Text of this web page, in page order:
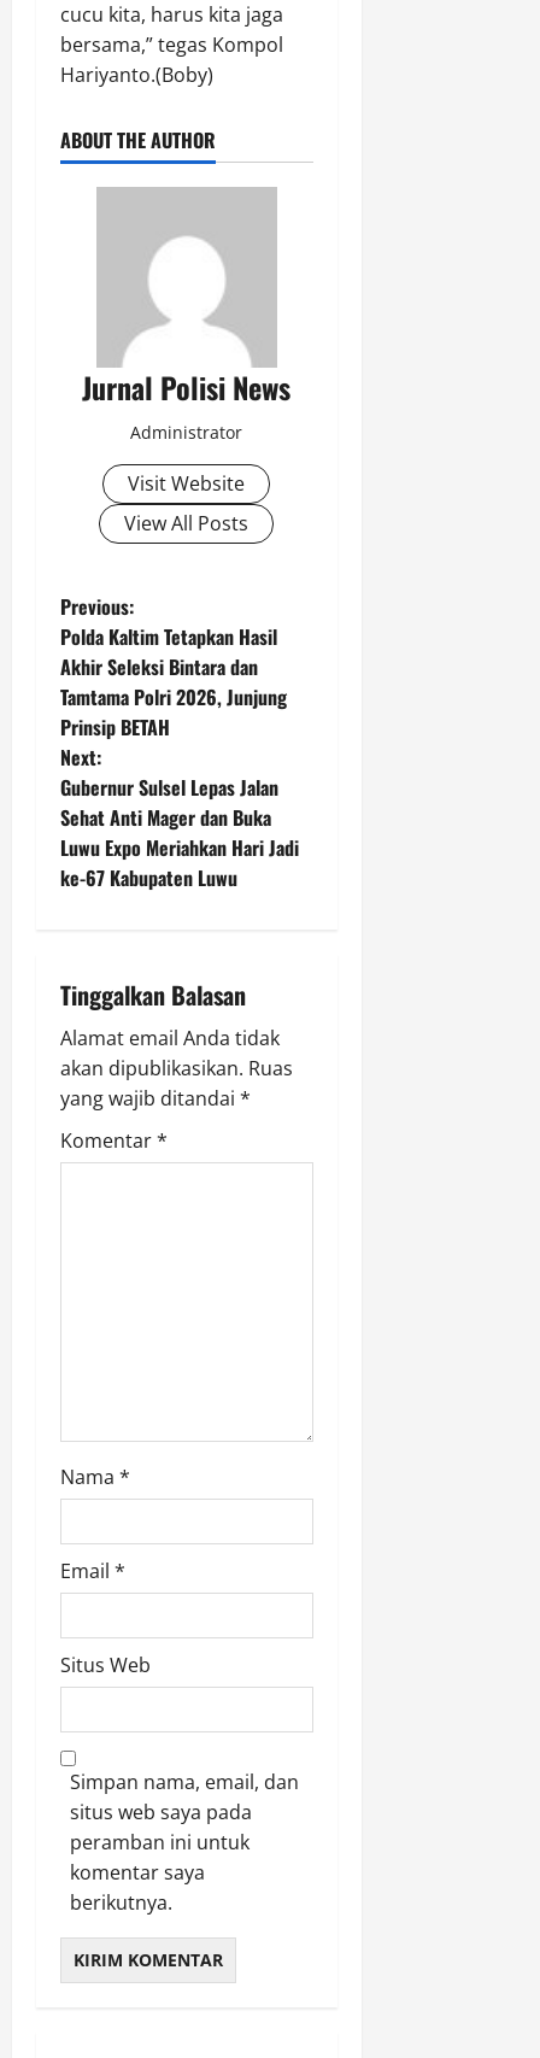
cucu kita, harus kita jaga
bersama,” tegas Kompol
Hariyanto.(Boby)
ABOUT THE AUTHOR
Jurnal Polisi News
Administrator
Visit Website
View All Posts
P
o
s
t
n
a
i
g
a
t
i
Previous:
Polda Kaltim Tetapkan Hasil
Akhir Seleksi Bintara dan
Tamtama Polri 2026, Junjung
Prinsip BETAH
Next:
Gubernur Sulsel Lepas Jalan
Sehat Anti Mager dan Buka
Luwu Expo Meriahkan Hari Jadi
ke-67 Kabupaten Luwu
Tinggalkan Balasan
Alamat email Anda tidak
akan dipublikasikan. Ruas
yang wajib ditandai *
Komentar*
Nama *
Email *
Situs Web
Simpan nama, email, dan
situs web saya pada
peramban ini untuk
komentar saya
berikutnya.